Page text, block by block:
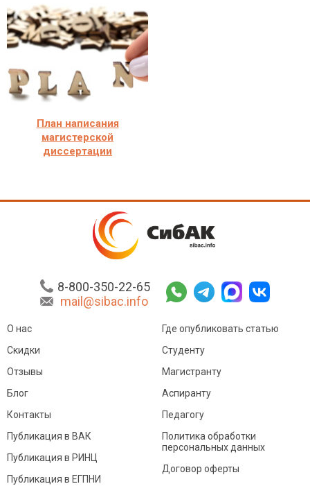
План написания
магистерской
диссертации
8-800-350-22-65
mail@sibac.info
О нас
Скидки
Отзывы
Блог
Контакты
Где опубликовать статью
Студенту
Магистранту
Аспиранту
Педагогу
Публикация в ВАК
Публикация в РИНЦ
Публикация в ЕГПНИ
Политика обработки
персональных данных
Договор оферты